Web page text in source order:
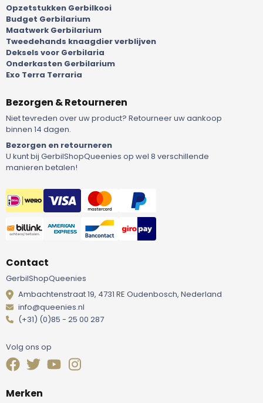
Opzetstukken Gerbilkooi
Budget Gerbilarium
Maatwerk Gerbilarium
Tweedehands knaagdier verblijven
Deksels voor Gerbilaria
Onderkasten Gerbilarium
Exo Terra Terraria
Bezorgen & Retourneren
Niet tevreden over uw product? Retourneer uw aankoop
binnen 14 dagen.
Bezorgen en retourneren
U kunt bij GerbilShopQueenies op wel 8 verschillende
manieren betalen!
Contact
GerbilShopQueenies
Ambachtenstraat 19, 4731 RE Oudenbosch, Nederland
info@queenies.nl
(+31) (0)85 - 25 00 287
Volg ons op
Merken